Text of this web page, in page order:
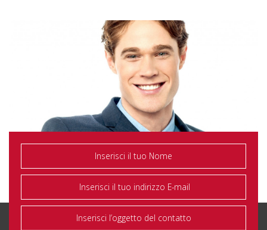
CONTO CORRENTE «ULTRA»